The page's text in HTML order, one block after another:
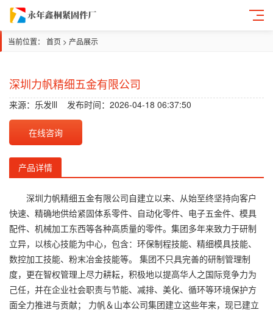
当前位置： 首页 > 产品展示
深圳力帆精细五金有限公司
来源： 乐发lll 发布时间：2026-04-18 06:37:50
在线咨询
产品详情
深圳力帆精细五金有限公司自建立以来、从始至终坚持向客户
快速、精确地供给紧固体系零件、自动化零件、电子五金件、模具
配件、机械加工东西等各种高质量的零件。集团多年来致力于研制
立异，以核心技能为中心，包含：环保制程技能、精细模具技能、
数控加工技能、粉末冶金技能等。 集团不只具完善的研制管理制
度，更在智权管理上尽力耕耘，积极地以提高华人之国际竞争力为
己任，并在企业社会职责与节能、减排、美化、循环等环境保护方
面全力推进与贡献； 力帆＆山本公司集团建立这些年来，现已建立